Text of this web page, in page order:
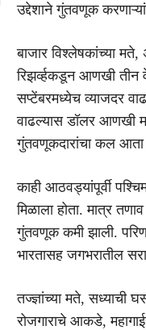
उद्देशाने गुंतवणूक
बाजार विश्लेषकांच्या
रिझर्व्हकडून आणखी तीन
सप्टेंबरमध्येच व्याजदर
वाढल्यास डॉलर आणखी
गुंतवणूकदारांचा कल आता
काही आठवड्यांपूर्वी
मिळाला होता. मात्र
गुंतवणूक कमी झाली.
भारतासह जगभरातील
तज्ज्ञांच्या मते, सध्याची
रोजगाराचे आकडे,